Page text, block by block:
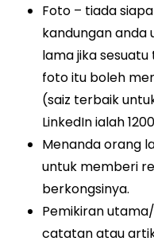
Foto – tiada
kandungan anda
lama jika
foto itu boleh
(saiz terbaik
LinkedIn ialah
Menanda orang
untuk memberi
berkongsinya.
Pemikiran
catatan atau